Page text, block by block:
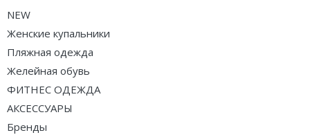
NEW
Женские купальники
Пляжная одежда
Желейная обувь
ФИТНЕС ОДЕЖДА
АКСЕССУАРЫ
Бренды